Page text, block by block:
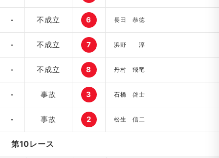
- 不成立 6 長田 恭徳
- 不成立 7 浜野 淳
- 不成立 8 丹村 飛竜
- 事故 3 石橋 啓士
- 事故 2 松生 信二
第10レース